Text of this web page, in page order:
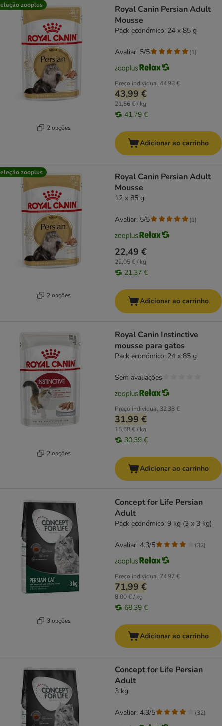
zooplus
2 opções
Royal Canin Persian Adult
Mousse
Pack económico: 24 x 85 g
Preço individual44,98 €
43,99 €
21,56 € / kg
41,79 €
Avaliar: 5/5 (1)
Adicionar ao carrinho
zooplus
2 opções
Royal Canin Persian Adult
Mousse
12 x 85 g
22,49 €
22,05 € / kg
21,37 €
Avaliar: 5/5 (1)
Adicionar ao carrinho
2 opções
Royal Canin Instinctive
mousse para gatos
Pack económico: 24 x 85 g
Preço individual 32,38 €
31,99 €
15,68 € / kg
30,39 €
Sem avaliações
Adicionar ao carrinho
3 opções
Concept for Life Persian
Adult
Pack económico: 9 kg (3 x 3 kg)
Preço individual 74,97 €
71,99 €
8,00 € / kg
68,39 €
Avaliar: 4.3/5 (32)
Adicionar ao carrinho
Concept for Life Persian
Adult
3 kg
Avaliar: 4.3/5 (32)